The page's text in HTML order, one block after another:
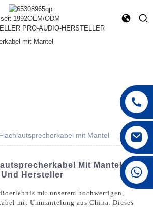
seit 1992OEM/ODM
PRO-AUDIO-HERSTELLER
+86 15168592711
mit Mantel
Mit Mantel -
Hersteller
mit unserem hochwertigen,
mit Ummantelung aus China. Dieses